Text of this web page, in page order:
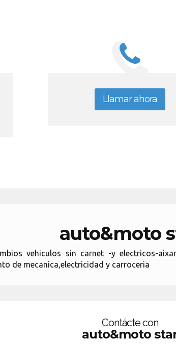
Llamar ahora
auto&moto
vehiculos sin carnet -y electricos-
de mecanica,electricidad y carroceria
Contácte con
auto&moto